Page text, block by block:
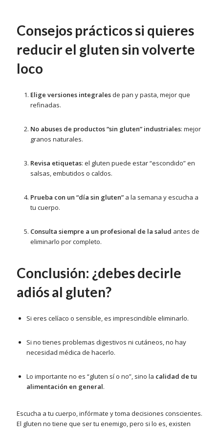
Consejos prácticos si quieres
reducir el gluten sin volverte
loco
Elige versiones integralesde pan y pasta, mejor que
refinadas.
No abuses de productos “sin gluten” industriales: mejor
granos naturales.
Revisa etiquetas: el gluten puede estar “escondido” en
salsas, embutidos o caldos.
Prueba con un “día sin gluten”a la semana y escucha a
tu cuerpo.
Consulta siempre a un profesional de la salud antes de
eliminarlo por completo.
Conclusión: ¿debes decirle
adiós al gluten?
Si eres celíaco o sensible, es imprescindible eliminarlo.
Si no tienes problemas digestivos ni cutáneos, no hay
necesidad médica de hacerlo.
Lo importante no es “gluten sí o no”, sino la calidad de tu
alimentación en general.
Escucha a tu cuerpo, infórmate y toma decisiones conscientes.
El gluten no tiene que ser tu enemigo, pero si lo es, existen